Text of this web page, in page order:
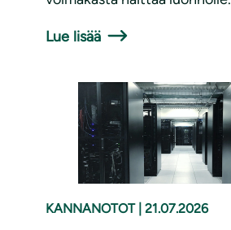
Lue lisää
KANNANOTOT 21.07.2026